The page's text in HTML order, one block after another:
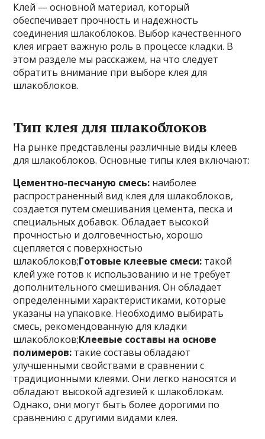
Клей — основной материал, который
обеспечивает прочность и надежность
соединения шлакоблоков. Выбор качественного
клея играет важную роль в процессе кладки. В
этом разделе мы расскажем, на что следует
обратить внимание при выборе клея для
шлакоблоков.
Тип клея для шлакоблоков
На рынке представлены различные виды клеев
для шлакоблоков. Основные типы клея включают:
Цементно-песчаную смесь: наиболее
распространенный вид клея для шлакоблоков,
создается путем смешивания цемента, песка и
специальных добавок. Обладает высокой
прочностью и долговечностью, хорошо
сцепляется с поверхностью
шлакоблоков;Готовые клеевые смеси: такой
клей уже готов к использованию и не требует
дополнительного смешивания. Он обладает
определенными характеристиками, которые
указаны на упаковке. Необходимо выбирать
смесь, рекомендованную для кладки
шлакоблоков;Клеевые составы на основе
полимеров: такие составы обладают
улучшенными свойствами в сравнении с
традиционными клеями. Они легко наносятся и
обладают высокой адгезией к шлакоблокам.
Однако, они могут быть более дорогими по
сравнению с другими видами клея.